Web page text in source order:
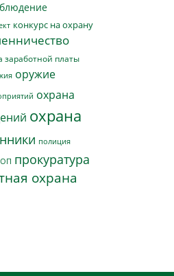
конкурс на охрану
заработной платы
оружие
охрана
охрана
полиция
прокуратура
охрана